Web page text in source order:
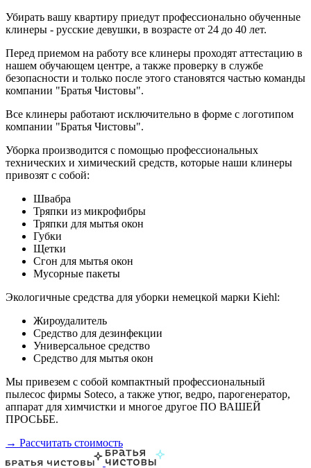
Убирать вашу квартиру приедут профессионально обученные
клинеры - русские девушки, в возрасте от 24 до 40 лет.
Перед приемом на работу все клинеры проходят аттестацию в
нашем обучающем центре, а также проверку в службе
безопасности и только после этого становятся частью команды
компании "Братья Чистовы".
Все клинеры работают исключительно в форме с логотипом
компании "Братья Чистовы".
Уборка производится с помощью профессиональных
технических и химический средств, которые наши клинеры
привозят с собой:
Швабра
Тряпки из микрофибры
Тряпки для мытья окон
Губки
Щетки
Сгон для мытья окон
Мусорные пакеты
Экологичные средства для уборки немецкой марки Kiehl:
Жироудалитель
Средство для дезинфекции
Универсальное средство
Средство для мытья окон
Мы привезем с собой компактный профессиональный
пылесос фирмы Soteco, а также утюг, ведро, парогенератор,
аппарат для химчистки и многое другое ПО ВАШЕЙ
ПРОСЬБЕ.
→ Рассчитать стоимость